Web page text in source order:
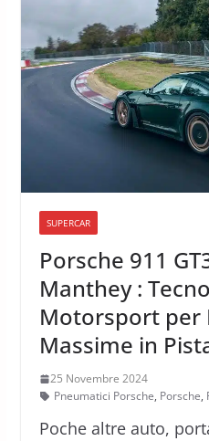
SUPERCAR
Porsche 911
Manthey :
Motorsport per
Massime in
25 Novembre 2024
Pneumatici Porsche, Porsche,
Poche altre auto,